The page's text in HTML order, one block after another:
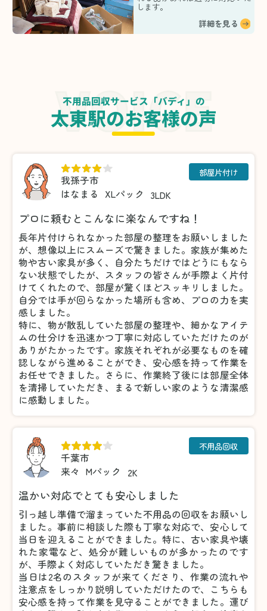
します。
詳細を見る
不用品回収サービス「バディ」の
太東駅のお客様の声
我孫子市
はなまる
XLパック 3LDK
部屋片付け
プロに頼むとこんなに楽なんですね！
長年片付けられなかった部屋の整理をお願いしました
が、想像以上にスムーズで驚きました。家族が集めた
物や古い家具が多く、自分たちだけではどうにもなら
ない状態でしたが、スタッフの皆さんが手際よく片付
けてくれたので、部屋が驚くほどスッキリしました。
自分では手が回らなかった場所も含め、プロの力を実
感しました。
特に、物が散乱していた部屋の整理や、細かなアイテ
ムの仕分けを迅速かつ丁寧に対応していただけたのが
ありがたかったです。家族それぞれが必要なものを確
認しながら進めることができ、安心感を持って作業を
お任せできました。さらに、作業終了後には部屋全体
を清掃していただき、まるで新しい家のような清潔感
に感動しました。
千葉市
来々 Mパック 2K
不用品回収
温かい対応でとても安心しました
引っ越し準備で溜まっていた不用品の回収をお願いし
ました。事前に相談した際も丁寧な対応で、安心して
当日を迎えることができました。特に、古い家具や壊
れた家電など、処分が難しいものが多かったのです
が、手際よく対応していただき驚きました。
当日は2名のスタッフが来てくださり、作業の流れや
注意点をしっかり説明していただけたので、こちらも
安心感を持って作業を見守ることができました。運び